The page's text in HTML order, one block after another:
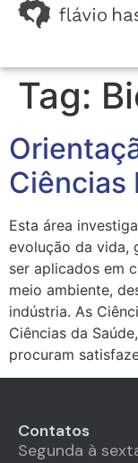
Tag:
Ciências
Esta área
evolução da vida,
ser aplicados em
meio ambiente,
indústria. As
Ciências da
procuram
Contatos
Segunda à